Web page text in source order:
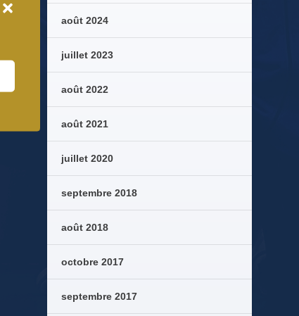
août 2024
juillet 2023
août 2022
août 2021
juillet 2020
septembre 2018
août 2018
octobre 2017
septembre 2017